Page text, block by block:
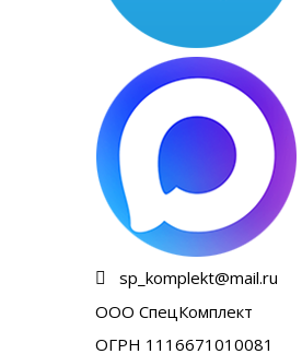
sp_komplekt@mail.ru
ООО СпецКомплект
ОГРН 1116671010081